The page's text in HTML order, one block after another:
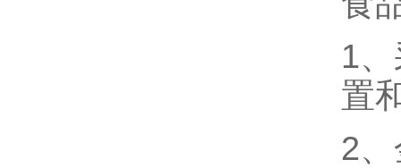
1
置
2